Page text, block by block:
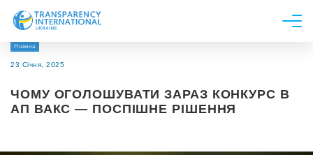
Про нас
Дослідження
Новина
23 Січня, 2025
ЧОМУ ОГОЛОШУВАТИ ЗАРАЗ КОНКУРС В
АП ВАКС — ПОСПІШНЕ РІШЕННЯ